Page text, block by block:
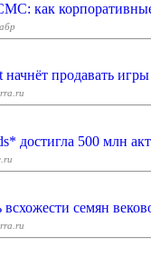
как
продавать
достигла 500 млн
семян